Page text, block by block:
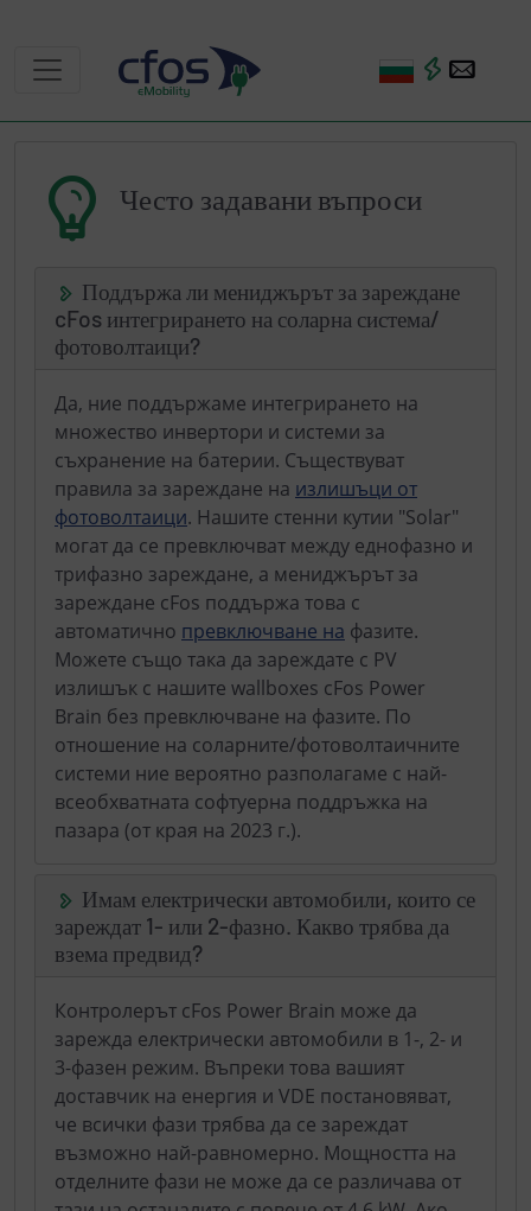
Често задавани въпроси
Поддържа ли мениджърът за зареждане
cFos интегрирането на соларна система/
фотоволтаици?
Да, ние поддържаме интегрирането на
множество инвертори и системи за
съхранение на батерии. Съществуват
правила за зареждане на излишъци от
фотоволтаици. Нашите стенни кутии "Solar"
могат да се превключват между еднофазно и
трифазно зареждане, а мениджърът за
зареждане cFos поддържа това с
автоматично превключване на фазите.
Можете също така да зареждате с PV
излишък с нашите wallboxes cFos Power
Brain без превключване на фазите. По
отношение на соларните/фотоволтаичните
системи ние вероятно разполагаме с най-
всеобхватната софтуерна поддръжка на
пазара (от края на 2023 г.).
Имам електрически автомобили, които се
зареждат 1- или 2-фазно. Какво трябва да
взема предвид?
Контролерът cFos Power Brain може да
зарежда електрически автомобили в 1-, 2- и
3-фазен режим. Въпреки това вашият
доставчик на енергия и VDE постановяват,
че всички фази трябва да се зареждат
възможно най-равномерно. Мощността на
отделните фази не може да се различава от